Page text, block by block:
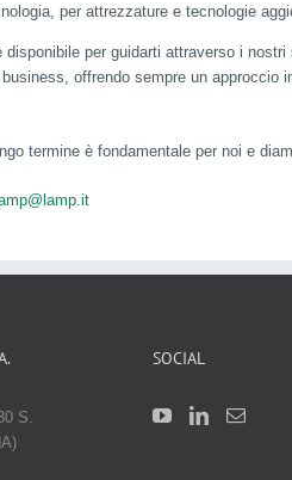
per attrezzature e tecnologie
disponibile per guidarti attraverso i
offrendo sempre un
termine è fondamentale per noi e
S.
SOCIAL